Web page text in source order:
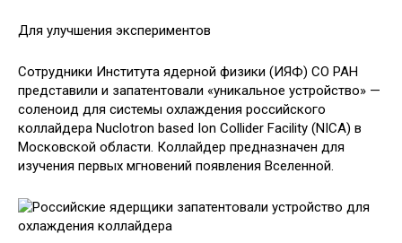
Для улучшения экспериментов
Сотрудники Института ядерной физики (ИЯФ) СО РАН
представили и запатентовали «уникальное устройство» —
соленоид для системы охлаждения российского
коллайдера Nuclotron based Ion Collider Facility (NICA) в
Московской области. Коллайдер предназначен для
изучения первых мгновений появления Вселенной.